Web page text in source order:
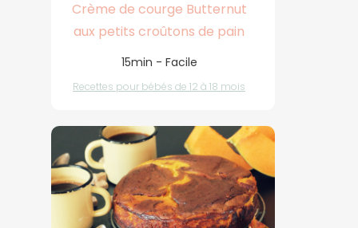
Crème de courge Butternut
aux petits croûtons de pain
15min - Facile
Recettes pour bébés de 12 à 18 mois